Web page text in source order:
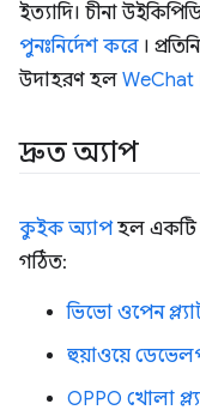
ইত্যাদি। চীনা
পুনঃনির্দেশ করে।
উদাহরণ হল WeChat
দ্রুত অ্যাপ
কুইক অ্যাপহল একটি
গঠিত:
ভিভো ওপেন
হুয়াওয়ে
OPPO খোলা